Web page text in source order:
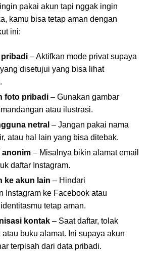
pakai akun tapi nggak ingin
kamu bisa tetap aman dengan
ini:
– Aktifkan mode privat supaya
disetujui yang bisa lihat
foto pribadi – Gunakan gambar
atau ilustrasi.
netral – Jangan pakai nama
atau hal lain yang bisa ditebak.
anonim – Misalnya bikin alamat email
daftar Instagram.
ke akun lain – Hindari
Instagram ke Facebook atau
tetap aman.
kontak – Saat daftar, tolak
buku alamat. Ini supaya akun
terpisah dari data pribadi.